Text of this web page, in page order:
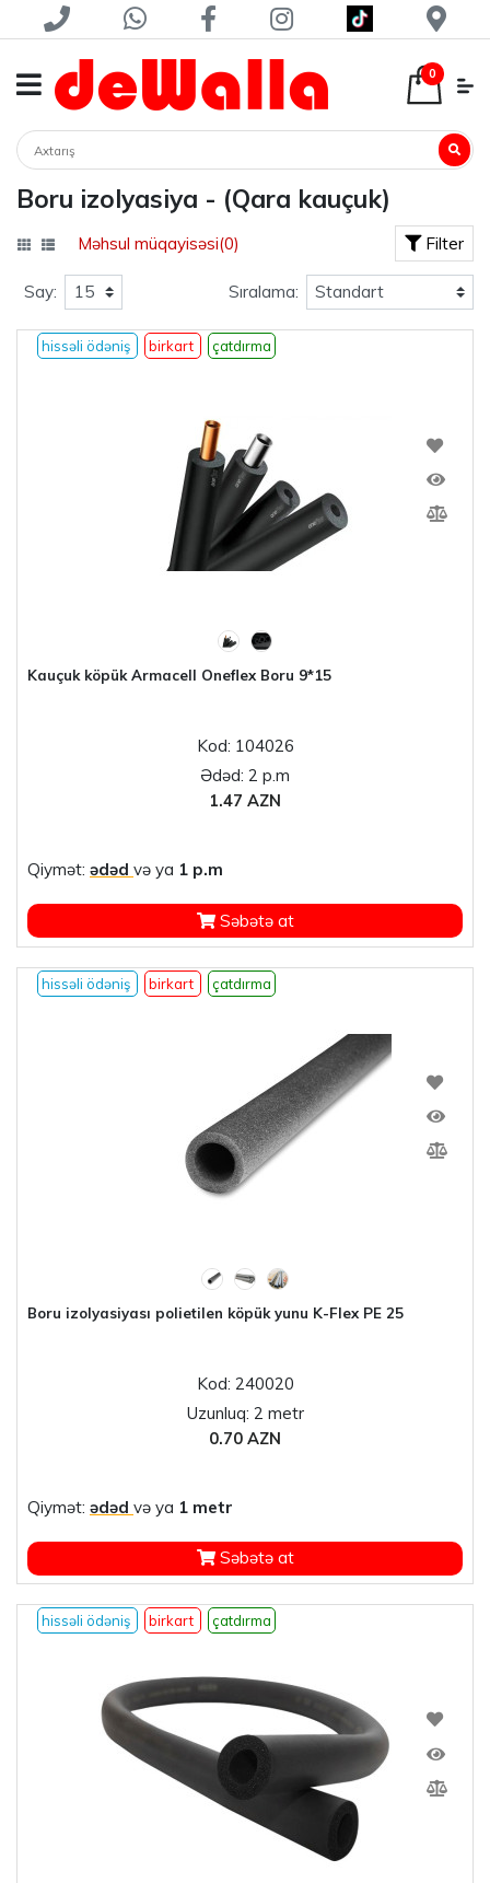
0
Boru izolyasiya - (Qara kauçuk)
Məhsul müqayisəsi(0) Filter
Say: Sıralama:
hissəli ödəniş birkart çatdırma
Kauçuk köpük Armacell Oneflex Boru 9*15
Kod: 104026
Ədəd: 2 p.m
1.47 AZN
Qiymət: ədəd və ya 1 p.m
Səbətə at
hissəli ödəniş birkart çatdırma
Boru izolyasiyası polietilen köpük yunu K-Flex PE 25
Kod: 240020
Uzunluq: 2 metr
0.70 AZN
Qiymət: ədəd və ya 1 metr
Səbətə at
hissəli ödəniş birkart çatdırma